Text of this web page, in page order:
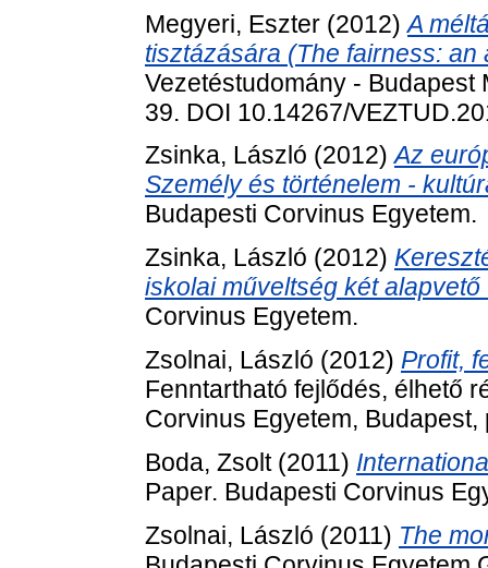
Megyeri, Eszter (2012)A
tisztázására (The fairness: an
Vezetéstudomány - Budapest
39. DOI 10.14267/
Zsinka, László (2012)Az
Személy és történelem -
Budapesti Corvinus Egyetem.
Zsinka, László (2012)
iskolai műveltség két alapvető
Corvinus Egyetem.
Zsolnai, László (2012) Profit,
Fenntartható fejlődés, élhető
Corvinus Egyetem,
Boda, Zsolt(2011)
Paper. Budapesti Corvinus
Zsolnai, László (2011) The